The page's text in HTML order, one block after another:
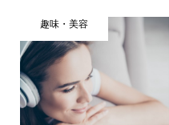
趣味・美容